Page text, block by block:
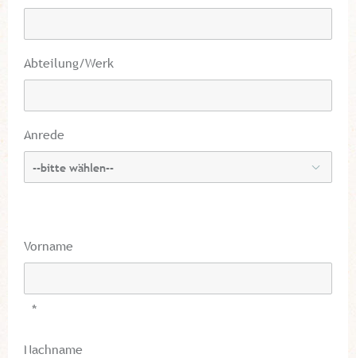
Abteilung/Werk
Anrede
Vorname
*
Nachname